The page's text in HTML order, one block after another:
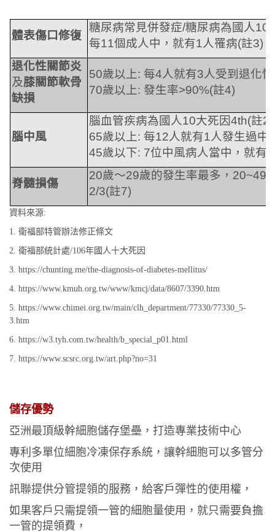
體表傷口修復
糖尿病常見併發症/糖尿病為國人10
每11個成人中，就有1人罹病(註3)
退化性關節炎
及膝關節軟骨
缺損
50歲以上: 每4人就有3人受到退化
70歲以上: 發生率>90%(註4)
腦中風
腦血管疾病為國人10大死因4th(註2)
65歲以上: 每12人就有1人發生過中
45歲以下: 7位中風病人當中，就有
脊髓損傷
20歲～29歲的發生率最多， 20~49
2/3(註7)
資料來源:
1. 衛福部特管辦法修正條文
2. 衛福部統計處/106年國人十大死因
3. https://chunting.me/the-diagnosis-of-diabetes-mellitus/
4. https://www.kmuh.org.tw/www/kmcj/data/8607/3390.htm
5. https://www.chimei.org.tw/main/clh_department/77330/77330_5-
3.htm
6. https://w3.tyh.com.tw/health/b_special_p01.html
7. https://www.scsrc.org.tw/art.php?no=31
儲存優勢
亞洲最頂級幹細胞儲存堡壘，打造專業技術中心
專利多單位細胞冷凍保存系統，讓幹細胞可以多管分
次使用
訊聯提供分管提領的服務，給客戶彈性的使用權，
如果客戶只需提領一管的細胞量使用，就只需要負擔
一管的提領費，